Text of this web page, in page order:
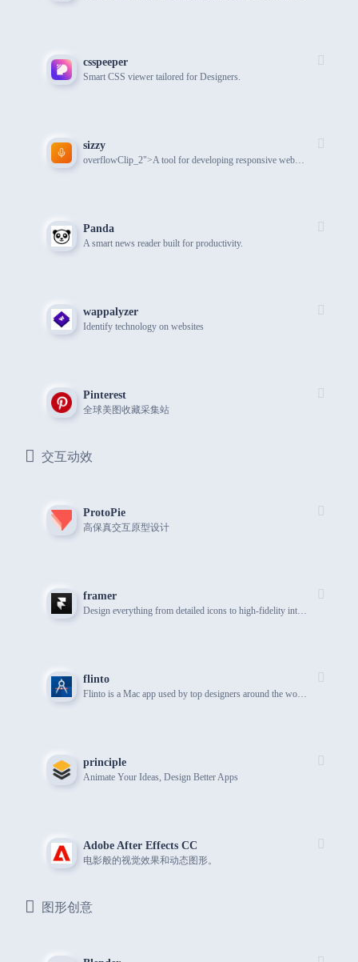
csspeeper
Smart CSS viewer tailored for Designers.
sizzy
overflowClip_2">A tool for developing responsive websites crazy-fast
Panda
A smart news reader built for productivity.
wappalyzer
Identify technology on websites
Pinterest
全球美图收藏采集站
交互动效
ProtoPie
高保真交互原型设计
framer
Design everything from detailed icons to high-fidelity interactions—all in one place.
flinto
Flinto is a Mac app used by top designers around the world to create interactive and animated prototypes of their app designs.
principle
Animate Your Ideas, Design Better Apps
Adobe After Effects CC
电影般的视觉效果和动态图形。
图形创意